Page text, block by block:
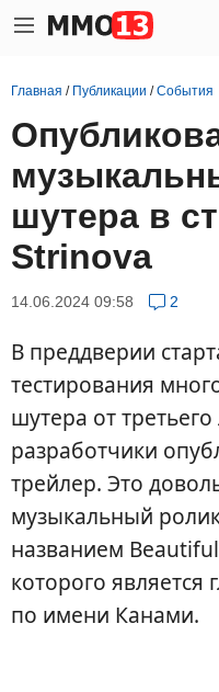
Главная / Публикации /События
шутера в
Strinova
14.06.2024 09:58 2
В преддверии
тестирования
шутера от
разработчики
трейлер. Это
музыкальный
названием
которого является
по имени Канами.